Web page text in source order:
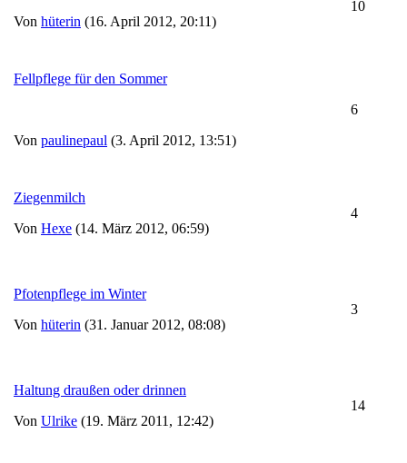
Von hüterin (16. April 2012, 20:11)
10
Fellpflege für den Sommer
Von paulinepaul (3. April 2012, 13:51)
6
Ziegenmilch
Von Hexe (14. März 2012, 06:59)
4
Pfotenpflege im Winter
Von hüterin (31. Januar 2012, 08:08)
3
Haltung draußen oder drinnen
Von Ulrike (19. März 2011, 12:42)
14